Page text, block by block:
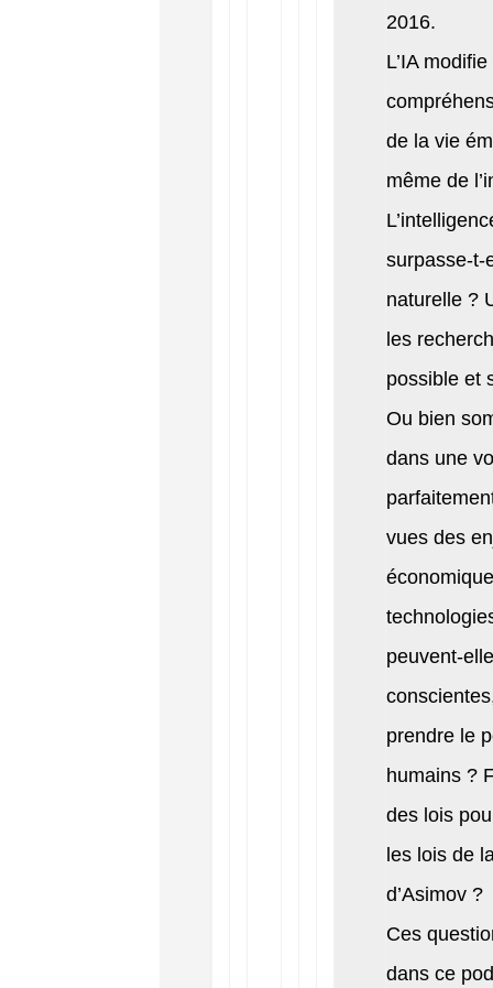
2016.
L’IA
de la vie
même de
surpasse-t-
naturelle ?
les
possible et
Ou bien
dans une
vues des
peuvent-
prendre le
humains ?
des lois
les lois de
d’Asimov ?
Ces
dans ce